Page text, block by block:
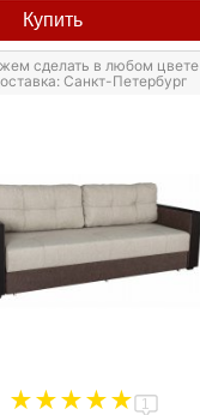
Купить
сделать в любом цвете
Санкт-Петербург
1